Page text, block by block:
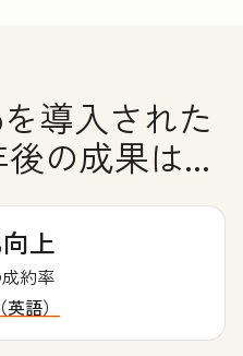
導入された
の成果は...
上
約率
語）